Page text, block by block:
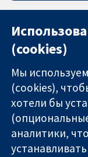
(cookies)
Мы
(cookies),
хотели бы
аналитики,